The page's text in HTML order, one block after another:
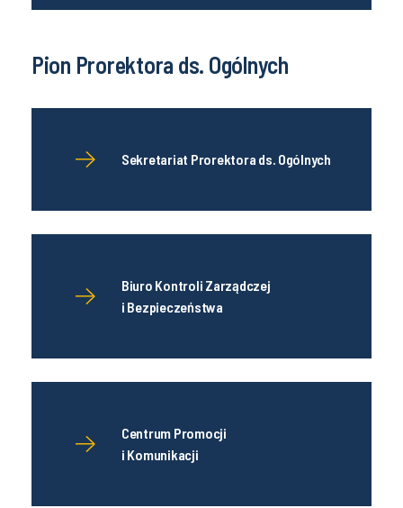
Pion Prorektora ds. Ogólnych
Sekretariat Prorektora ds. Ogólnych
Biuro Kontroli Zarządczej
i Bezpieczeństwa
Centrum Promocji
i Komunikacji